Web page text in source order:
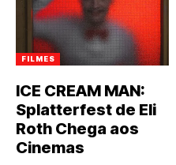
FILMES
ICE CREAM MAN:
Splatterfest de Eli
Roth Chega aos
Cinemas